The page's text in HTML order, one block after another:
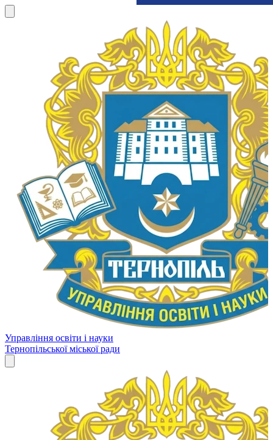
Управління освіти і науки
Тернопільської міської ради